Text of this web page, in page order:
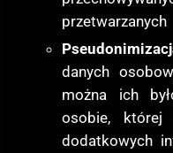
przetwarzanych
danych
można ich
osobie, której
dodatkowych